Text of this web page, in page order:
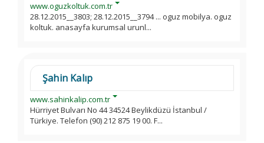
www.oguzkoltuk.com.tr
28.12.2015__3803; 28.12.2015__3794 ... oguz mobilya. oguz
koltuk. anasayfa kurumsal urunl...
Şahin Kalıp
www.sahinkalip.com.tr
Hürriyet Bulvarı No 44 34524 Beylikdüzü İstanbul /
Türkiye. Telefon (90) 212 875 19 00. F...